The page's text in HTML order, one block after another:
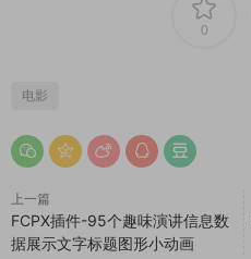
0
电影
上一篇
FCPX插件-95个趣味演讲信息数
据展示文字标题图形小动画